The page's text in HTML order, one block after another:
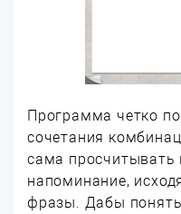
Программа четко
сочетания
сама просчитывать
напоминание,
фразы. Дабы